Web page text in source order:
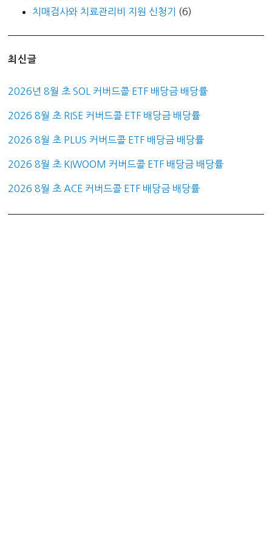
치매검사와 치료관리비 지원 신청기
(6)
최신글
2026년 8월 초 SOL 커버드콜 ETF 배당금 배당률
2026 8월 초 RISE 커버드콜 ETF 배당금 배당률
2026 8월 초 PLUS 커버드콜 ETF 배당금 배당률
2026 8월 초 KIWOOM 커버드콜 ETF 배당금 배당률
2026 8월 초 ACE 커버드콜 ETF 배당금 배당률